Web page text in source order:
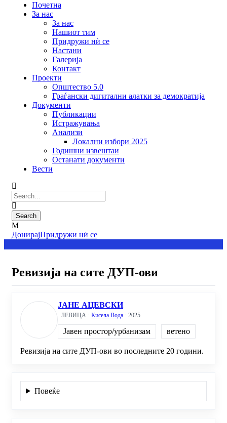
Почетна
За нас
За нас
Нашиот тим
Придружи нѝ се
Настани
Галерија
Контакт
Проекти
Општество 5.0
Граѓански дигитални алатки за демократија
Документи
Публикации
Истражувања
Анализи
Локални избори 2025
Годишни извештаи
Останати документи
Вести
ДонирајПридружи нѝ се
Ревизија на сите ДУП-ови
ЈАНЕ АЦЕВСКИ
ЛЕВИЦА · Кисела Вода · 2025
Јавен простор/урбанизам ветено
Ревизија на сите ДУП-ови во последните 20 години.
Повеќе